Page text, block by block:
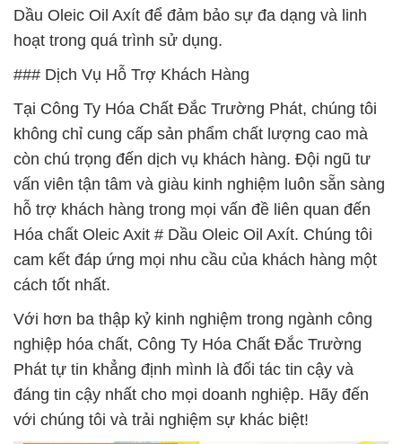
Dầu Oleic Oil Axít để đảm bảo sự đa dạng và linh
hoạt trong quá trình sử dụng.
### Dịch Vụ Hỗ Trợ Khách Hàng
Tại Công Ty Hóa Chất Đắc Trường Phát, chúng tôi
không chỉ cung cấp sản phẩm chất lượng cao mà
còn chú trọng đến dịch vụ khách hàng. Đội ngũ tư
vấn viên tận tâm và giàu kinh nghiệm luôn sẵn sàng
hỗ trợ khách hàng trong mọi vấn đề liên quan đến
Hóa chất Oleic Axit # Dầu Oleic Oil Axít. Chúng tôi
cam kết đáp ứng mọi nhu cầu của khách hàng một
cách tốt nhất.
Với hơn ba thập kỷ kinh nghiệm trong ngành công
nghiệp hóa chất, Công Ty Hóa Chất Đắc Trường
Phát tự tin khẳng định mình là đối tác tin cậy và
đáng tin cậy nhất cho mọi doanh nghiệp. Hãy đến
với chúng tôi và trải nghiệm sự khác biệt!